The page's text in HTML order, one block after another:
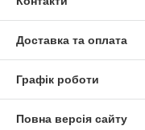
Доставка та оплата
Графік роботи
Повна версія сайту